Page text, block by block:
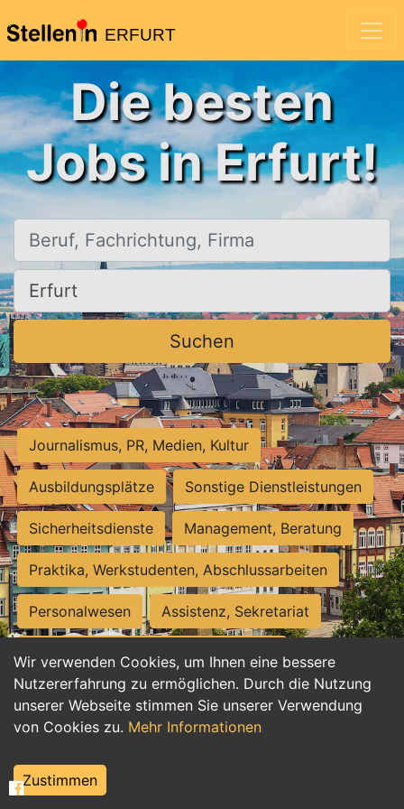
ERFURT
Wir verwenden Cookies, um Ihnen eine bessere
Nutzererfahrung zu ermöglichen. Durch die Nutzung
unserer Webseite stimmen Sie unserer Verwendung
von Cookies zu. Mehr Informationen
Zustimmen
Die besten
Jobs in Erfurt!
Beruf, Fachrichtung, Firma
Ort, Stadt
Suchen
Journalismus, PR, Medien, Kultur
Ausbildungsplätze Sonstige Dienstleistungen
Sicherheitsdienste Management, Beratung
Praktika, Werkstudenten, Abschlussarbeiten
Personalwesen Assistenz, Sekretariat
Hilfskräfte, Aushilfs- und Nebenjobs
Einkauf, Logistik, Materialwirtschaft
Weiterbildung, Studium, duale Ausbildung
Tourismus